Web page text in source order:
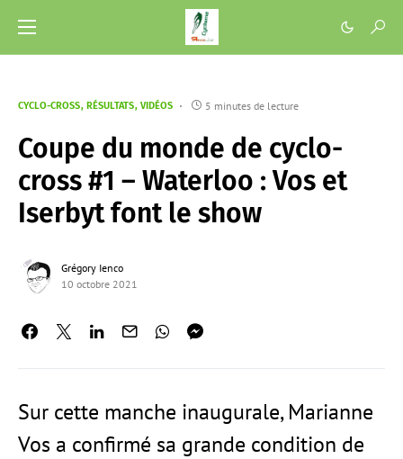
CYCLO-CROSS RÉSULTATS VIDÉOS 5 minutes de lecture
Coupe du monde de cyclo-
cross #1 – Waterloo : Vos et
Iserbyt font le show
Grégory Ienco
10 octobre 2021
Sur cette manche inaugurale, Marianne
Vos a confirmé sa grande condition de